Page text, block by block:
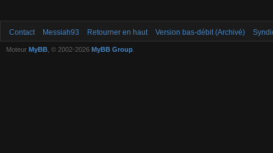
Contact Messiah93 Retourner en haut Version bas-débit (Archivé)
Moteur MyBB , © 2002-2026 MyBB Group